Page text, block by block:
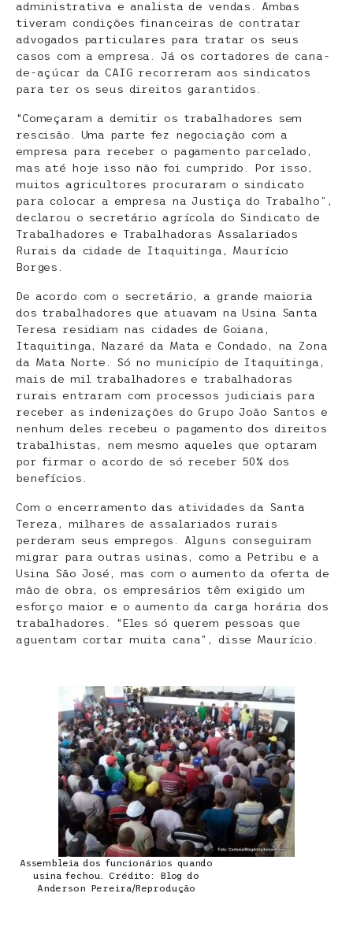
administrativa e analista de vendas. Ambas
tiveram condições financeiras de contratar
advogados particulares para tratar os seus
casos com a empresa. Já os cortadores de cana-
de-açúcar da CAIG recorreram aos sindicatos
para ter os seus direitos garantidos.
“Começaram a demitir os trabalhadores sem
rescisão. Uma parte fez negociação com a
empresa para receber o pagamento parcelado,
mas até hoje isso não foi cumprido. Por isso,
muitos agricultores procuraram o sindicato
para colocar a empresa na Justiça do Trabalho”,
declarou o secretário agrícola do Sindicato de
Trabalhadores e Trabalhadoras Assalariados
Rurais da cidade de Itaquitinga, Maurício
Borges.
De acordo com o secretário, a grande maioria
dos trabalhadores que atuavam na Usina Santa
Teresa residiam nas cidades de Goiana,
Itaquitinga, Nazaré da Mata e Condado, na Zona
da Mata Norte. Só no município de Itaquitinga,
mais de mil trabalhadores e trabalhadoras
rurais entraram com processos judiciais para
receber as indenizações do Grupo João Santos e
nenhum deles recebeu o pagamento dos direitos
trabalhistas, nem mesmo aqueles que optaram
por firmar o acordo de só receber 50% dos
benefícios.
Com o encerramento das atividades da Santa
Tereza, milhares de assalariados rurais
perderam seus empregos. Alguns conseguiram
migrar para outras usinas, como a Petribu e a
Usina São José, mas com o aumento da oferta de
mão de obra, os empresários têm exigido um
esforço maior e o aumento da carga horária dos
trabalhadores. “Eles só querem pessoas que
aguentam cortar muita cana”, disse Maurício.
Assembleia dos funcionários quando
usina fechou. Crédito: Blog do
Anderson Pereira/Reprodução